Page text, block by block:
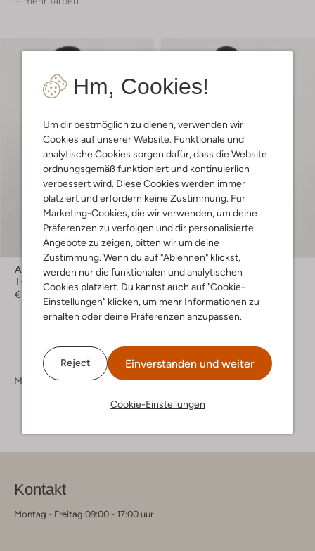
Hm, Cookies!
Um dir bestmöglich zu dienen, verwenden wir
Cookies auf unserer Website. Funktionale und
analytische Cookies sorgen dafür, dass die Website
ordnungsgemäß funktioniert und kontinuierlich
verbessert wird. Diese Cookies werden immer
platziert und erfordern keine Zustimmung. Für
Marketing-Cookies, die wir verwenden, um deine
Präferenzen zu verfolgen und dir personalisierte
Angebote zu zeigen, bitten wir um deine
Zustimmung. Wenn du auf "Ablehnen" klickst,
werden nur die funktionalen und analytischen
Cookies platziert. Du kannst auch auf "Cookie-
Einstellungen" klicken, um mehr Informationen zu
erhalten oder deine Präferenzen anzupassen.
Reject Einverstanden und weiter
Cookie-Einstellungen
Alan Red
T-shirt
€ 44,99
Alan Red
T-shirt
€ 49,99
Marken Alan Red
Kontakt
Montag - Freitag 09:00 - 17:00 uur